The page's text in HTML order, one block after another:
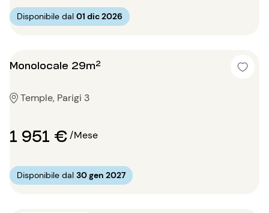
Disponibile dal 01 dic 2026
Monolocale 29m²
Temple, Parigi 3
1 951 €/Mese
Disponibile dal 30 gen 2027